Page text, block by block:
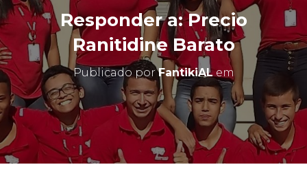
N
A
E
G
O
Responder a: Precio
Ranitidine Barato
Publicado porFantikiALem